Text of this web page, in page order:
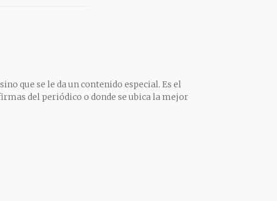
que se le da un contenido especial. Es el
del periódico o donde se ubica la mejor